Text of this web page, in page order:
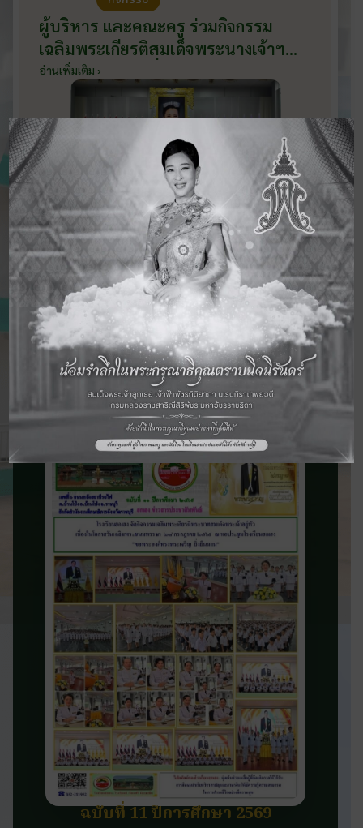
ผู้บริหาร และคณะครู ร่วมกิจกรรม
เฉลิมพระเกียรติสมเด็จพระนางเจ้าฯ
พระบรมราชินี เนื่องในโอกาสวันเฉลิม
พระชนมพรรษา กับหน่วยงานอำเภอ
เมืองบ้านโป่ง ณ ศาลาประชาคมริมน้ำ
วันที่ 3 มิถุนายน 2569
อ่านเพิ่มเติม ›
ดูข่าวสารทั้งหมด
จดหมายข่าว
ประชาสัมพันธ์
ติดตามข่าวสารและความเคลื่อนไหวของ
โรงเรียน
ฉบับที่ 11 ปีการศึกษา 2569